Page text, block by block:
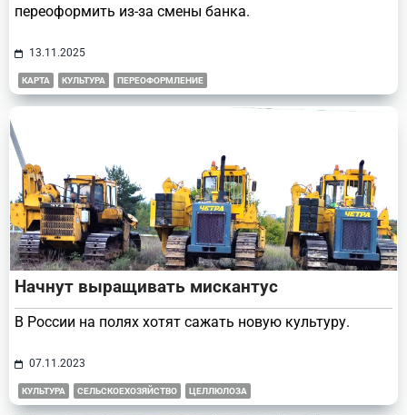
переоформить из-за смены банка.
13.11.2025
КАРТА КУЛЬТУРА ПЕРЕОФОРМЛЕНИЕ
Начнут выращивать мискантус
В России на полях хотят сажать новую культуру.
07.11.2023
КУЛЬТУРА СЕЛЬСКОЕХОЗЯЙСТВО ЦЕЛЛЮЛОЗА